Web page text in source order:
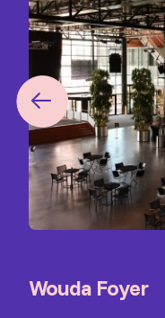
Wouda Foyer